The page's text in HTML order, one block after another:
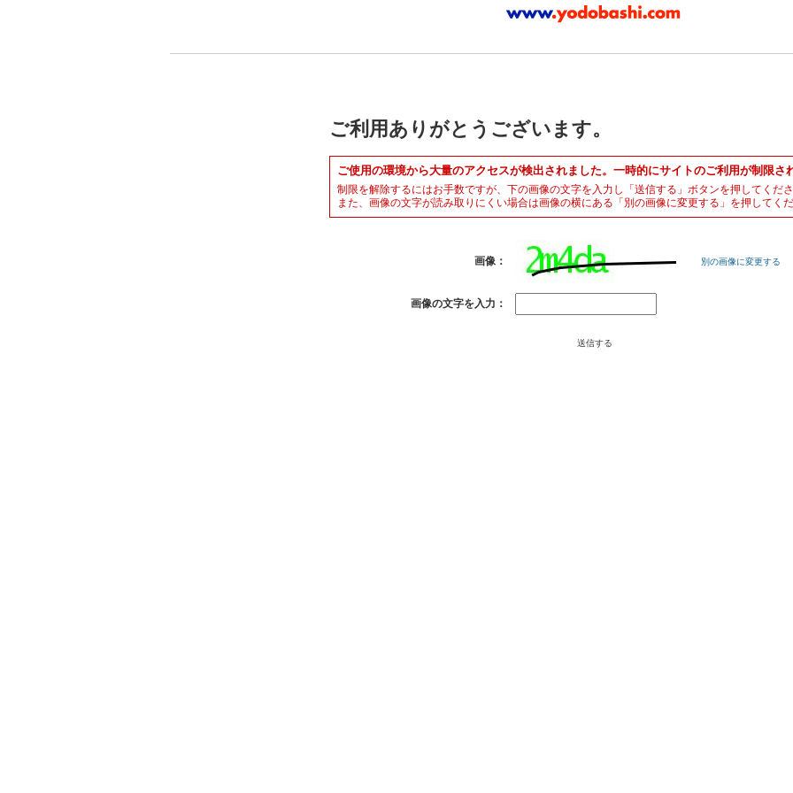
ご利用ありがとうございます。
ご使用の環境から大量のアクセスが検出されました。一時的にサイトのご利用が制限さ
制限を解除するにはお手数ですが、下の画像の文字を入力し「送信する」ボタンを押してくださ
また、画像の文字が読み取りにくい場合は画像の横にある「別の画像に変更する」を押してくだ
画像： 別の画像に変更する
画像の文字を入力：
送信する